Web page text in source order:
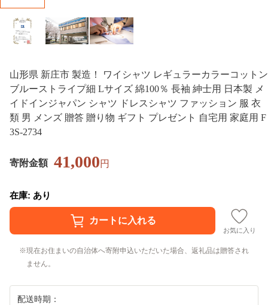
山形県 新庄市 製造！ ワイシャツ レギュラーカラーコットン
ブルーストライプ細 Lサイズ 綿100％ 長袖 紳士用 日本製 メ
イドインジャパン シャツ ドレスシャツ ファッション 服 衣
類 男 メンズ 贈答 贈り物 ギフト プレゼント 自宅用 家庭用 F
3S-2734
寄附金額 41,000円
在庫: あり
お気に入り
現在お住まいの自治体へ寄附申込いただいた場合、返礼品は贈答され
ません。
配送時期：